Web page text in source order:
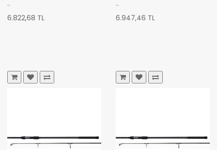
..
6.822,68 TL
..
6.947,46 TL